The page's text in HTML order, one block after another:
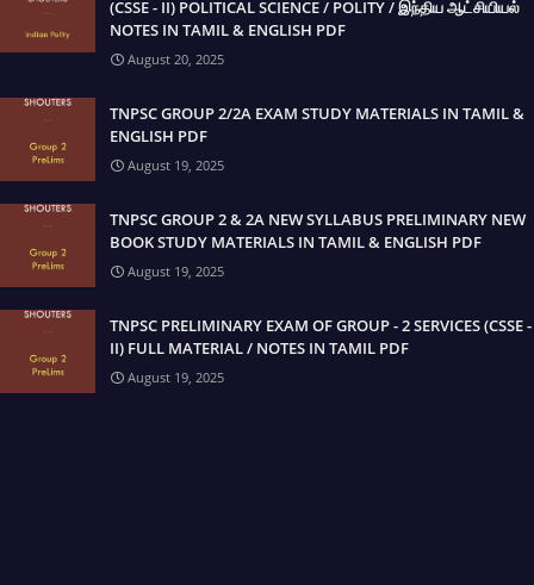
(CSSE - II) POLITICAL SCIENCE / POLITY / இந்திய ஆட்சியியல்
NOTES IN TAMIL & ENGLISH PDF
August 20, 2025
TNPSC GROUP 2/2A EXAM STUDY MATERIALS IN TAMIL &
ENGLISH PDF
August 19, 2025
TNPSC GROUP 2 & 2A NEW SYLLABUS PRELIMINARY NEW
BOOK STUDY MATERIALS IN TAMIL & ENGLISH PDF
August 19, 2025
TNPSC PRELIMINARY EXAM OF GROUP - 2 SERVICES (CSSE -
II) FULL MATERIAL / NOTES IN TAMIL PDF
August 19, 2025